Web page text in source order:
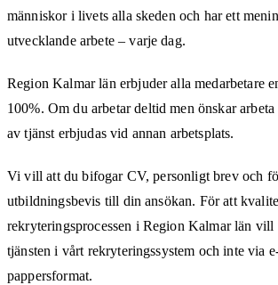
människor i livets alla skeden och har ett
utvecklande arbete – varje dag.
Region Kalmar län erbjuder alla medarbetare
100%. Om du arbetar deltid men önskar
av tjänst erbjudas vid annan arbetsplats.
Vi vill att du bifogar CV, personligt brev och
utbildningsbevis till din ansökan. För att
rekryteringsprocessen i Region Kalmar län vill
tjänsten i vårt rekryteringssystem och inte via
pappersformat.